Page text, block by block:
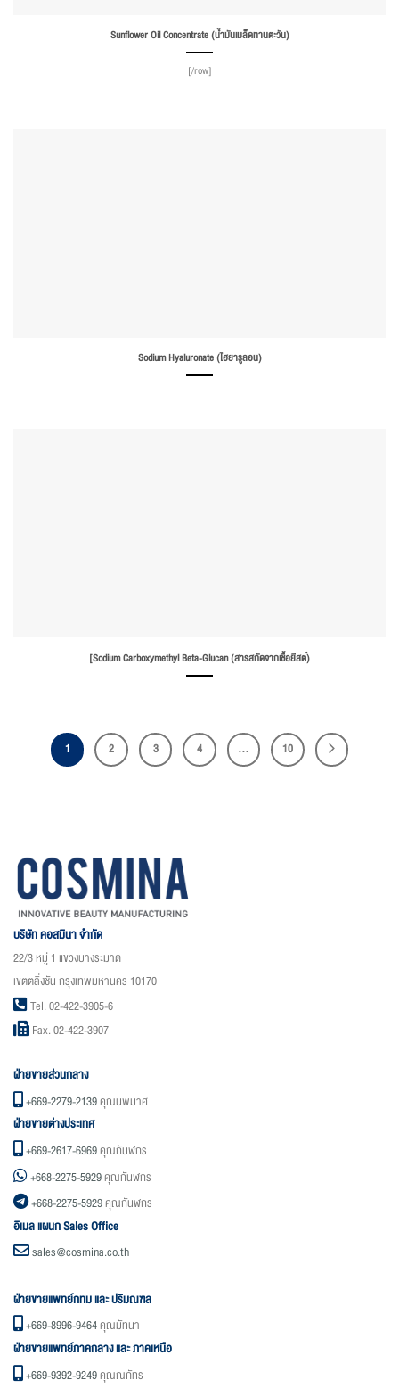
Sunflower Oil Concentrate (น้ำมันเมล็ดทานตะวัน)
[/row]
Sodium Hyaluronate (ไฮยารูลอน)
[Sodium Carboxymethyl Beta-Glucan (สารสกัดจากเชื้อยีสต์)
1 2 3 4 … 10
บริษัท คอสมินา จำกัด
22/3 หมู่ 1 แขวงบางระมาด
เขตตลิ่งชัน กรุงเทพมหานคร 10170
Tel. 02-422-3905-6
Fax. 02-422-3907
ฝ่ายขายส่วนกลาง
+669-2279-2139คุณนพมาศ
ฝ่ายขายต่างประเทศ
+669-2617-6969คุณกันฬกร
+668-2275-5929คุณกันฬกร
+668-2275-5929คุณกันฬกร
อิเมล แผนก Sales Office
sales@cosmina.co.th
ฝ่ายขายแพทย์กทม และ ปริมณฑล
+669-8996-9464คุณมัทนา
ฝ่ายขายแพทย์ภาคกลาง และ ภาคเหนือ
+669-9392-9249คุณณภัทร